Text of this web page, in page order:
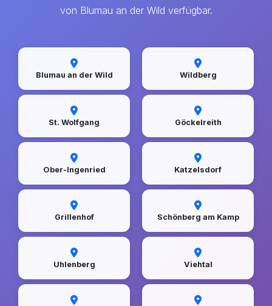
von Blumau an der Wild verfügbar.
Blumau an der Wild Wildberg
St. Wolfgang Göckelreith
Ober-Ingenried Katzelsdorf
Grillenhof Schönberg am Kamp
Uhlenberg Viehtal